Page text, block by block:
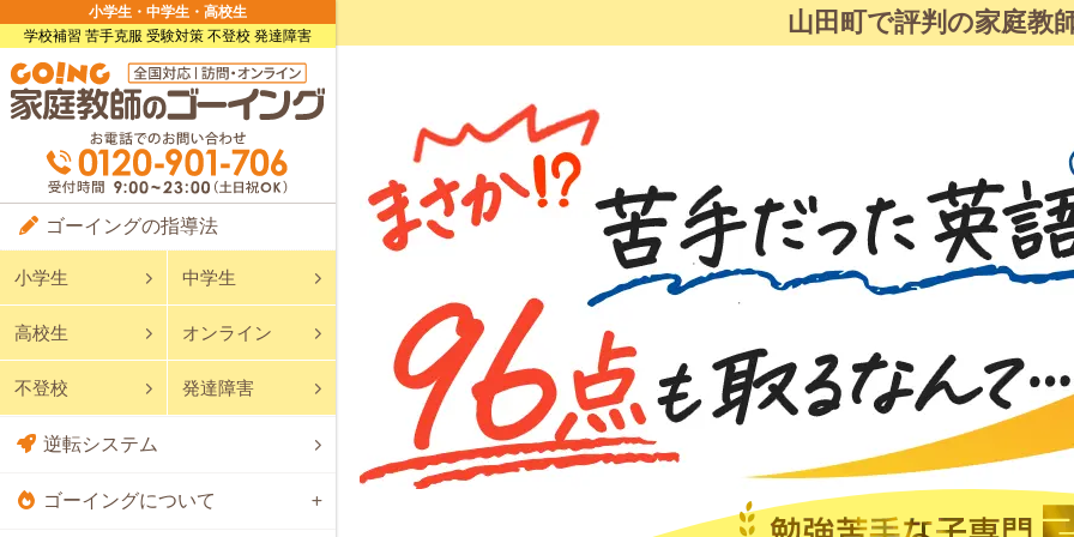
小学生・中学生・高校生
学校補習 苦手克服 受験対策 不登校 発達障害
山田町で評判の家庭教
ゴーイングの指導法
小学生 中学生
高校生 オンライン
不登校 発達障害
逆転システム
ゴーイングについて